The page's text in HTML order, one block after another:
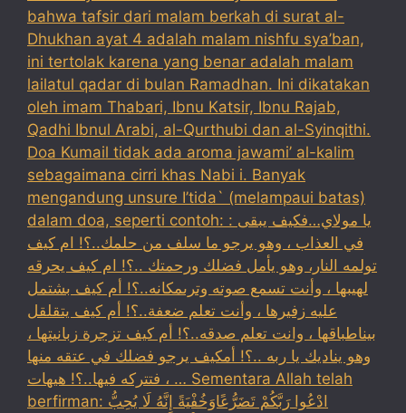
bahwa tafsir dari malam berkah di surat al-
Dhukhan ayat 4 adalah malam nishfu sya’ban,
ini tertolak karena yang benar adalah malam
lailatul qadar di bulan Ramadhan. Ini dikatakan
oleh imam Thabari, Ibnu Katsir, Ibnu Rajab,
Qadhi Ibnul Arabi, al-Qurthubi dan al-Syinqithi.
Doa Kumail tidak ada aroma jawami’ al-kalim
sebagaimana cirri khas Nabi i. Banyak
mengandung unsure I’tida` (melampaui batas)
dalam doa, seperti contoh: : يا مولاي…فكيف يبقى
في العذاب ، وهو يرجو ما سلف من حلمك..؟! ام كيف
تولمه النار، وهو يأمل فضلك ورحمتك ..؟! ام كيف يحرقه
لهيبها ، وأنت تسمع صوته وترىمكانه..؟! أم كيف بشتمل
عليه زفيرها ، وأنت تعلم ضعفة..؟! أم كيف يتقلقل
بيناطباقها ، وانت تعلم صدقه..؟! أم كيف تزجرة زبانيتها ،
وهو يناديك يا ربه ..؟! أمكيف يرجو فضلك في عتقه منها
، فتتركه فيها..؟! هيهات … Sementara Allah telah
berfirman: ادْعُوا رَبَّكُمْ تَضَرُّعًاوَخُفْيَةً إِنَّهُ لَا يُحِبُّ